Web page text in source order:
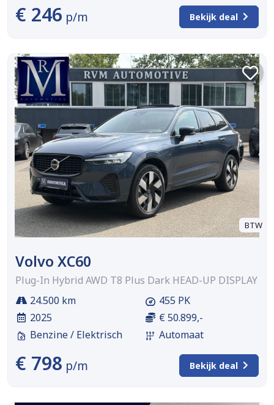
€ 246 p/m Bekijk deal
BTW
Volvo XC60
Plug-In Hybrid AWD T8 Plus Dark HEAD-UP DISPLAY
24.500 km
2025
Benzine / Elektrisch
455 PK
€ 50.899,-
Automaat
€ 798 p/m Bekijk deal